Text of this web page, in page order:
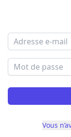
Adresse e-mail
Mot de passe
Vous